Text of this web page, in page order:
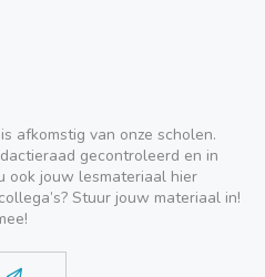
afkomstig van onze scholen.
gecontroleerd en in
ook jouw lesmateriaal hier
Stuur jouw materiaal in!